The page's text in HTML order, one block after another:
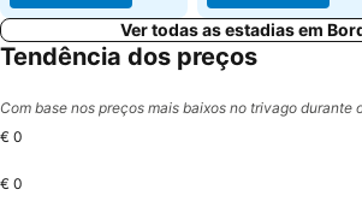
Ver todas as estadias em
Tendência dos preços
Com base nos preços mais baixos no trivago durante
€ 0
€ 0